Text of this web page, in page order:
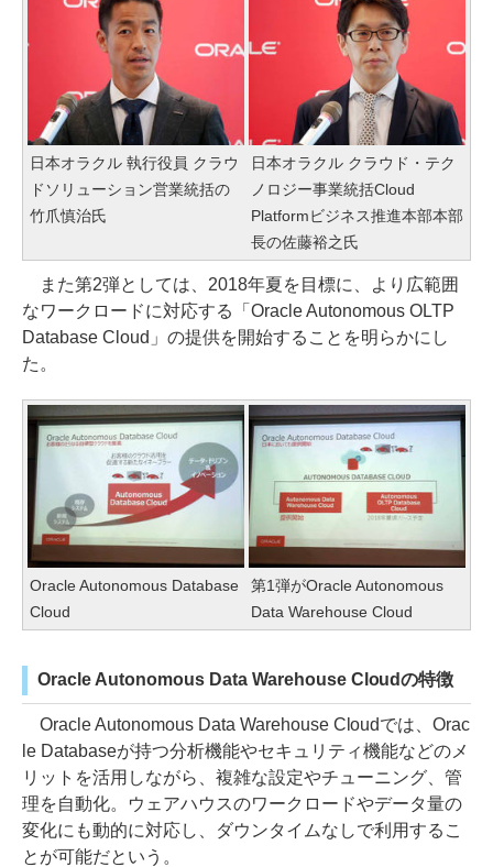
日本オラクル 執行役員 クラウ
ドソリューション営業統括の
竹爪慎治氏
日本オラクル クラウド・テク
ノロジー事業統括Cloud
Platformビジネス推進本部本部
長の佐藤裕之氏
また第2弾としては、2018年夏を目標に、より広範囲
なワークロードに対応する「Oracle Autonomous OLTP
Database Cloud」の提供を開始することを明らかにし
た。
Oracle Autonomous Database
Cloud
第1弾がOracle Autonomous
Data Warehouse Cloud
Oracle Autonomous Data Warehouse Cloudの特徴
Oracle Autonomous Data Warehouse Cloudでは、Orac
le Databaseが持つ分析機能やセキュリティ機能などのメ
リットを活用しながら、複雑な設定やチューニング、管
理を自動化。ウェアハウスのワークロードやデータ量の
変化にも動的に対応し、ダウンタイムなしで利用するこ
とが可能だという。